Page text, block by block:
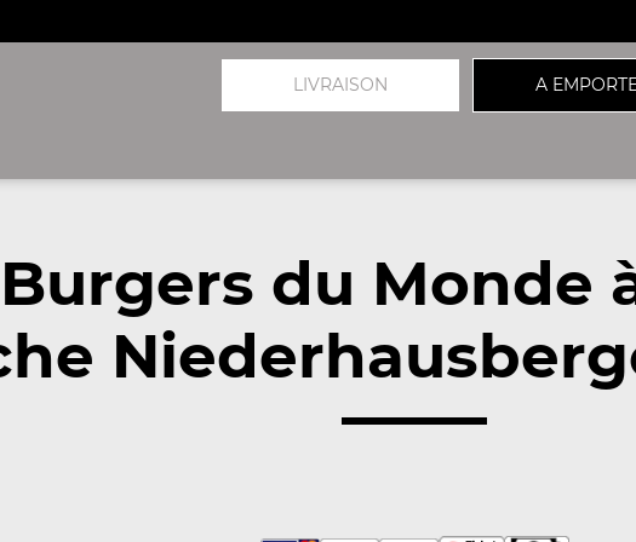
LIVRAISON A
du Monde